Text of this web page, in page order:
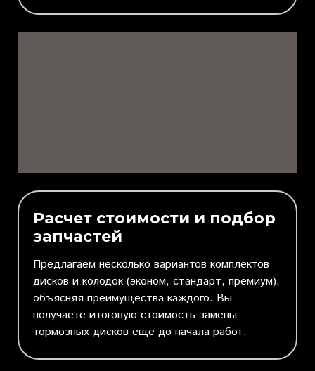
Расчет стоимости и подбор
запчастей
Предлагаем несколько вариантов комплектов
дисков и колодок (эконом, стандарт, премиум),
объясняя преимущества каждого. Вы
получаете итоговую стоимость замены
тормозных дисков еще до начала работ.